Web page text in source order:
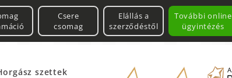
További online
ügyintézés
Csere
csomag
Elállás a
szerződéstől
szettek